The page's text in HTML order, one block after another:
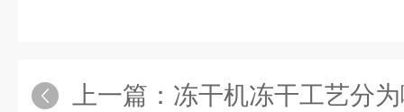
上一篇： 冻干机冻干工艺分